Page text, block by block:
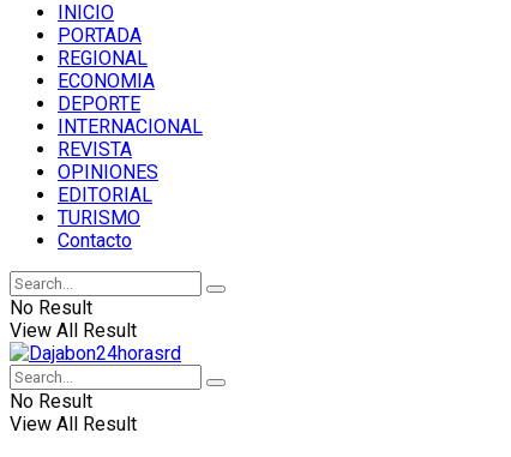
INICIO
PORTADA
REGIONAL
ECONOMIA
DEPORTE
INTERNACIONAL
REVISTA
OPINIONES
EDITORIAL
TURISMO
Contacto
No Result
View All Result
No Result
View All Result